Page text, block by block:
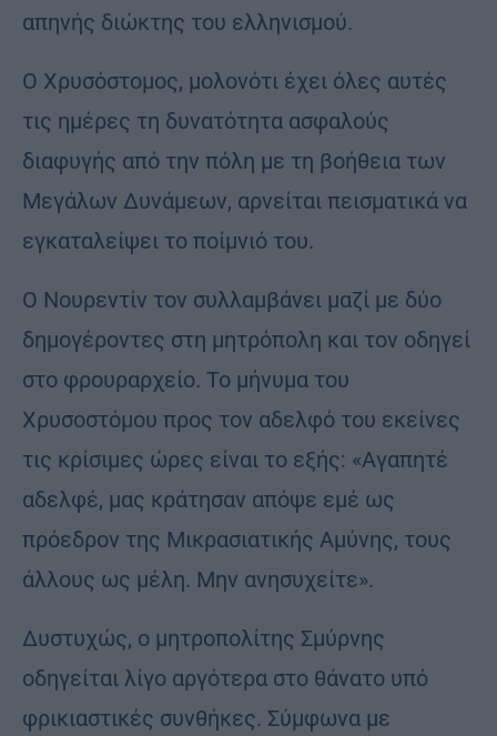
απηνής διώκτης του ελληνισμού.
Ο Χρυσόστομος, μολονότι έχει όλες αυτές
τις ημέρες τη δυνατότητα ασφαλούς
διαφυγής από την πόλη με τη βοήθεια των
Μεγάλων Δυνάμεων, αρνείται πεισματικά να
εγκαταλείψει το ποίμνιό του.
Ο Νουρεντίν τον συλλαμβάνει μαζί με δύο
δημογέροντες στη μητρόπολη και τον οδηγεί
στο φρουραρχείο. Το μήνυμα του
Χρυσοστόμου προς τον αδελφό του εκείνες
τις κρίσιμες ώρες είναι το εξής: «Αγαπητέ
αδελφέ, μας κράτησαν απόψε εμέ ως
πρόεδρον της Μικρασιατικής Αμύνης, τους
άλλους ως μέλη. Μην ανησυχείτε».
Δυστυχώς, ο μητροπολίτης Σμύρνης
οδηγείται λίγο αργότερα στο θάνατο υπό
φρικιαστικές συνθήκες. Σύμφωνα με